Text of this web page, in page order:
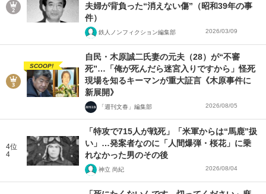
夫婦が背負った“消えない傷”（昭和39年の事
件）
鉄人ノンフィクション編集部 2026/03/09
SCOOP!
自民・木原誠二氏妻の元夫（28）が“不審
死”…「俺が死んだら迷宮入りですから」怪死
現場を知るキーマンが重大証言《木原事件に
新展開》
「週刊文春」編集部 2026/08/05
4位
4
「特攻で715人が戦死」「米軍からは“馬鹿”扱
い」…発案者なのに「人間爆弾・桜花」に乗
れなかった男のその後
神立 尚紀 2026/08/04